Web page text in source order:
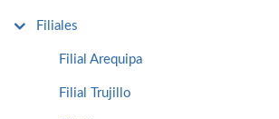
Filiales
Filial Arequipa
Filial Trujillo